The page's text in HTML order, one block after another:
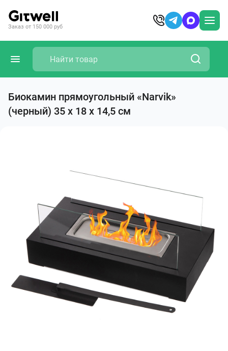
Заказ от 150 000 руб
Биокамин прямоугольный «Narvik»
(черный) 35 x 18 x 14,5 см